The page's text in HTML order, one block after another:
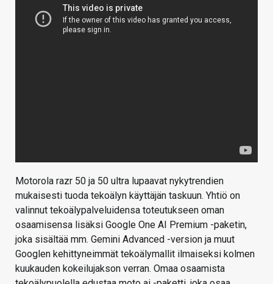
Motorola razr 50 ja 50 ultra lupaavat nykytrendien
mukaisesti tuoda tekoälyn käyttäjän taskuun. Yhtiö on
valinnut tekoälypalveluidensa toteutukseen oman
osaamisensa lisäksi Google One AI Premium -paketin,
joka sisältää mm. Gemini Advanced -version ja muut
Googlen kehittyneimmät tekoälymallit ilmaiseksi kolmen
kuukauden kokeilujakson verran. Omaa osaamista